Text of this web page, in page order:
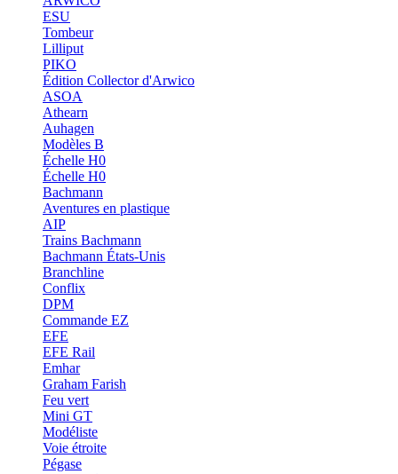
ESU
Tombeur
Lilliput
PIKO
Édition Collector d'Arwico
ASOA
Athearn
Auhagen
Modèles B
Échelle H0
Échelle H0
Bachmann
Aventures en plastique
AIP
Trains Bachmann
Bachmann États-Unis
Branchline
Conflix
DPM
Commande EZ
EFE
EFE Rail
Emhar
Graham Farish
Feu vert
Mini GT
Modéliste
Voie étroite
Pégase